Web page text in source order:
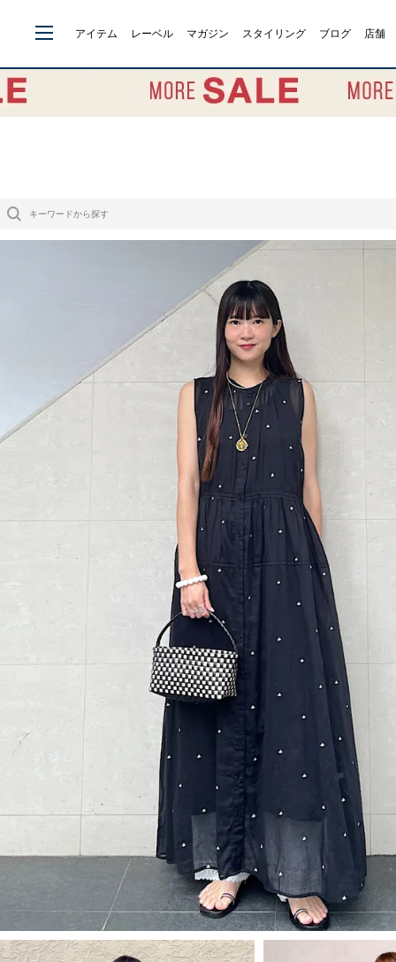
アイテム レーベル マガジン スタイリング ブログ 店舗